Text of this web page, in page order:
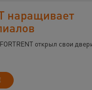
наращивает
открыл свои